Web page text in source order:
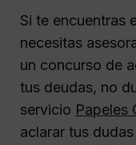
Si te encuentras
necesitas
un concurso de
tus deudas, no
servicio Papeles
aclarar tus